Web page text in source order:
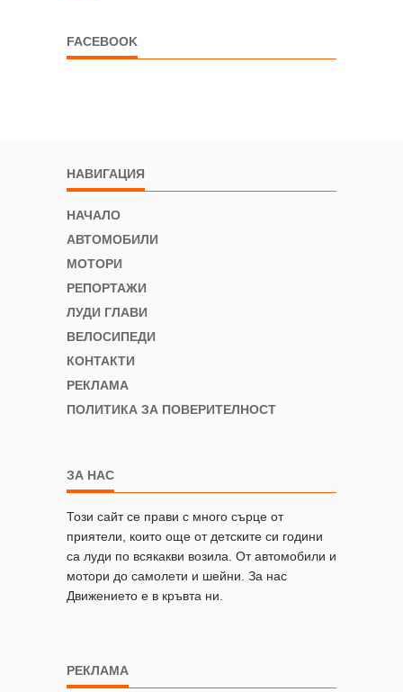
FACEBOOK
НАВИГАЦИЯ
НАЧАЛО
АВТОМОБИЛИ
МОТОРИ
РЕПОРТАЖИ
ЛУДИ ГЛАВИ
ВЕЛОСИПЕДИ
КОНТАКТИ
РЕКЛАМА
ПОЛИТИКА ЗА ПОВЕРИТЕЛНОСТ
ЗА НАС
Този сайт се прави с много сърце от
приятели, които още от детските си години
са луди по всякакви возила. От автомобили и
мотори до самолети и шейни. За нас
Движението е в кръвта ни.
РЕКЛАМА